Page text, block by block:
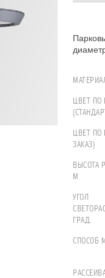
ЦВЕТ ПО
ЦВЕТ ПО
ЗАКАЗ)
ВЫСОТА
М
УГОЛ
ГРАД.
СПОСОБ